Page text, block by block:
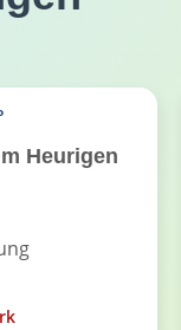
Heurigen